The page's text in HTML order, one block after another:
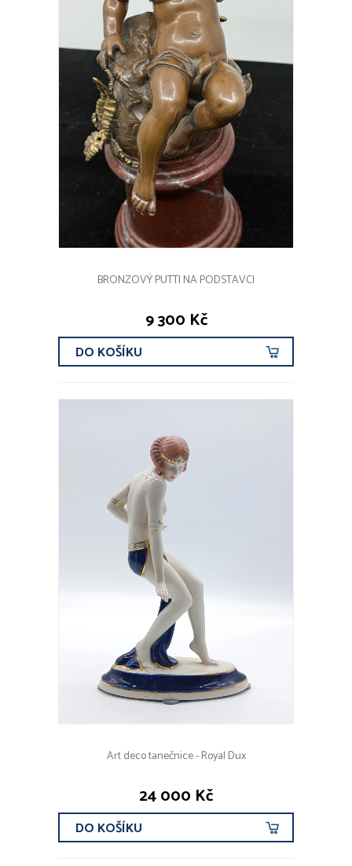
BRONZOVÝ PUTTI NA PODSTAVCI
9 300 Kč
DO KOŠÍKU
Art deco tanečnice - Royal Dux
24 000 Kč
DO KOŠÍKU